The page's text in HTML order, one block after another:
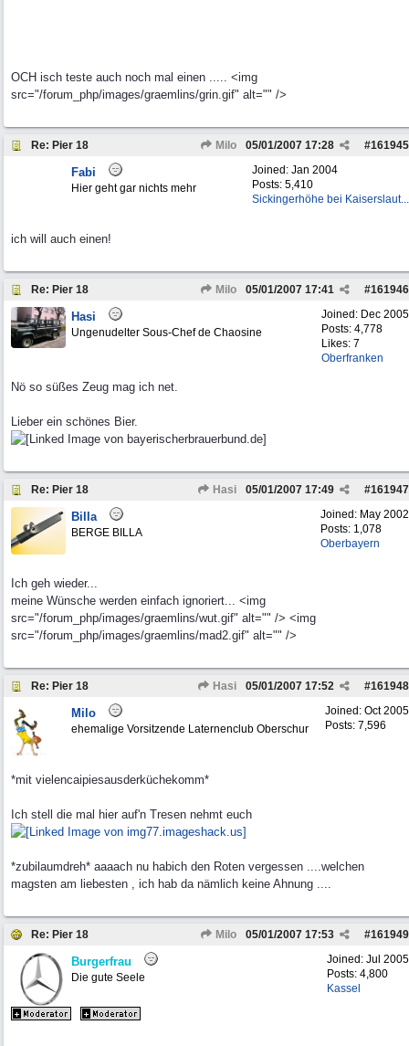
OCH isch teste auch noch mal einen ..... <img
src="/forum_php/images/graemlins/grin.gif" alt="" />
Re: Pier 18 Milo #161945
05/01/2007 17:28
Joined: Jan 2004
Posts: 5,410
Sickingerhöhe bei Kaiserslaut...
Fabi
Hier geht gar nichts mehr
ich will auch einen!
Re: Pier 18 Milo #161946
05/01/2007 17:41
Joined: Dec 2005
Posts: 4,778
Likes: 7
Oberfranken
Hasi
Ungenudelter Sous-Chef de Chaosine
Nö so süßes Zeug mag ich net.
Lieber ein schönes Bier.
Re: Pier 18 Hasi #161947
05/01/2007 17:49
Joined: May 2002
Posts: 1,078
Oberbayern
Billa
BERGE BILLA
Ich geh wieder...
meine Wünsche werden einfach ignoriert... <img
src="/forum_php/images/graemlins/wut.gif" alt="" /> <img
src="/forum_php/images/graemlins/mad2.gif" alt="" />
Re: Pier 18 Hasi #161948
05/01/2007 17:52
Joined: Oct 2005
Posts: 7,596
Milo
ehemalige Vorsitzende Laternenclub Oberschur
*mit vielencaipiesausderküchekomm*
Ich stell die mal hier auf'n Tresen nehmt euch
*zubilaumdreh* aaaach nu habich den Roten vergessen ....welchen
magsten am liebesten , ich hab da nämlich keine Ahnung ....
Re: Pier 18 Milo #161949
05/01/2007 17:53
Joined: Jul 2005
Posts: 4,800
Kassel
Burgerfrau
Die gute Seele